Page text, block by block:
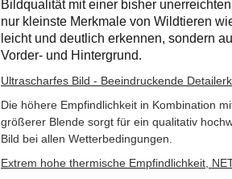
Bildqualität mit einer bisher
nur kleinste Merkmale von Wildtieren
leicht und deutlich erkennen, sondern
Vorder- und Hintergrund.
Ultrascharfes Bild - Beeindruckende
Die höhere Empfindlichkeit in Kombination
größerer Blende sorgt für ein qualitativ
Bild bei allen Wetterbedingungen.
Extrem hohe thermische Empfindlichkeit,